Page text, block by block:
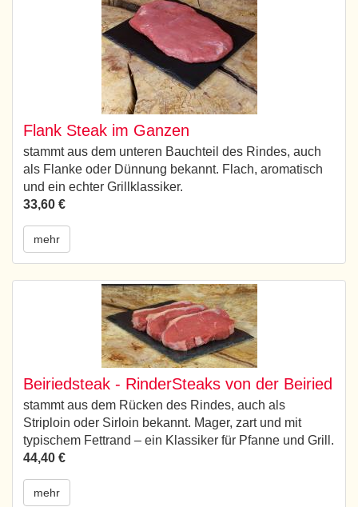
Flank Steak im Ganzen
stammt aus dem unteren Bauchteil des Rindes, auch
als Flanke oder Dünnung bekannt. Flach, aromatisch
und ein echter Grillklassiker.
33,60 €
mehr
Beiriedsteak - RinderSteaks von der Beiried
stammt aus dem Rücken des Rindes, auch als
Striploin oder Sirloin bekannt. Mager, zart und mit
typischem Fettrand – ein Klassiker für Pfanne und Grill.
44,40 €
mehr